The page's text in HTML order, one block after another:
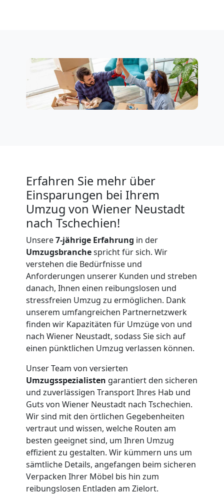
Erfahren Sie mehr über
Einsparungen bei Ihrem
Umzug von Wiener Neustadt
nach Tschechien!
Unsere7-jährige Erfahrung in der
Umzugsbranchespricht für sich. Wir
verstehen die Bedürfnisse und
Anforderungen unserer Kunden und streben
danach, Ihnen einen reibungslosen und
stressfreien Umzug zu ermöglichen. Dank
unserem umfangreichen Partnernetzwerk
finden wir Kapazitäten für Umzüge von und
nach Wiener Neustadt, sodass Sie sich auf
einen pünktlichen Umzug verlassen können.
Unser Team von versierten
Umzugsspezialisten garantiert den sicheren
und zuverlässigen Transport Ihres Hab und
Guts von Wiener Neustadt nach Tschechien.
Wir sind mit den örtlichen Gegebenheiten
vertraut und wissen, welche Routen am
besten geeignet sind, um Ihren Umzug
effizient zu gestalten. Wir kümmern uns um
sämtliche Details, angefangen beim sicheren
Verpacken Ihrer Möbel bis hin zum
reibungslosen Entladen am Zielort.
International
Internationaler
Umzug